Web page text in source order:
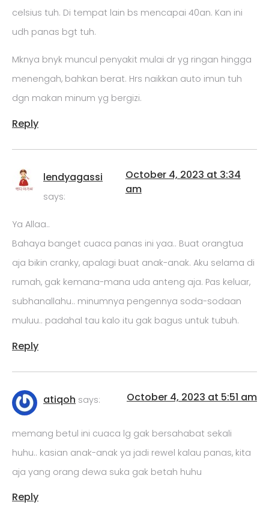
celsius tuh. Di tempat lain bs mencapai 40an. Kan ini
udh panas bgt tuh.
Mknya bnyk muncul penyakit mulai dr yg ringan hingga
menengah, bahkan berat. Hrs naikkan auto imun tuh
dgn makan minum yg bergizi.
Reply
lendyagassi
says:
October 4, 2023 at 3:34
am
Ya Allaa..
Bahaya banget cuaca panas ini yaa.. Buat orangtua
aja bikin cranky, apalagi buat anak-anak. Aku selama di
rumah, gak kemana-mana uda anteng aja. Pas keluar,
subhanallahu.. minumnya pengennya soda-sodaan
muluu.. padahal tau kalo itu gak bagus untuk tubuh.
Reply
atiqoh says: October 4, 2023 at 5:51 am
memang betul ini cuaca lg gak bersahabat sekali
huhu.. kasian anak-anak ya jadi rewel kalau panas, kita
aja yang orang dewa suka gak betah huhu
Reply